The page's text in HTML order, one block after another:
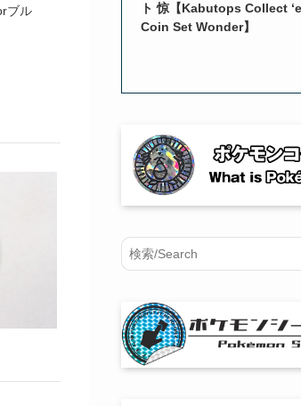
ブル
ト 惊【Kabutops Collect
Coin Set Wonder】